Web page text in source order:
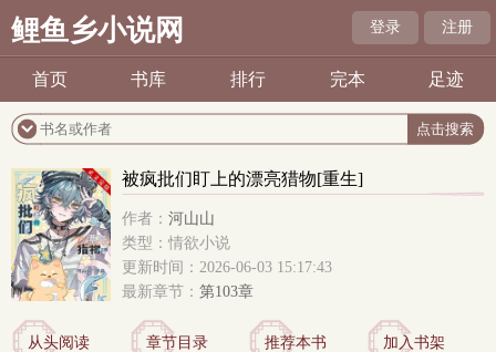
鲤鱼乡小说网 登录 注册
首页 书库 排行 完本 足迹
被疯批们盯上的漂亮猎物[重生]
作者： 河山山
类型：情欲小说
更新时间：2026-06-03 15:17:43
最新章节： 第103章
从头阅读 章节目录 推荐本书 加入书架